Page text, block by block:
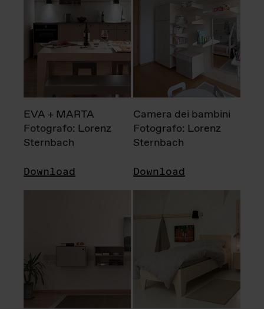
EVA + MARTA
Fotografo: Lorenz
Sternbach
Download
Camera dei bambini
Fotografo: Lorenz
Sternbach
Download